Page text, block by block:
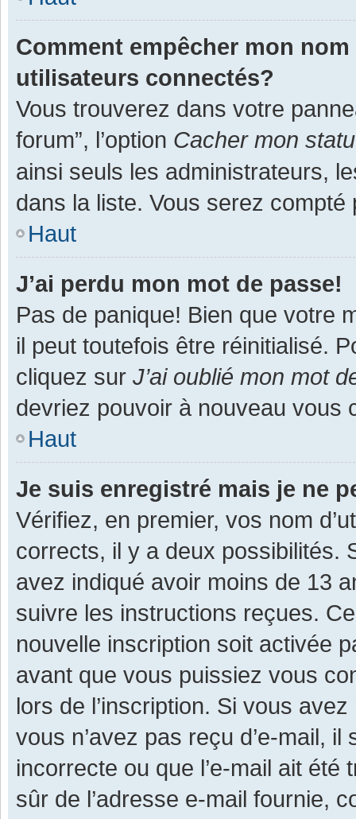
Comment empêcher mon
utilisateurs connectés?
Vous trouverez dans votre
forum”, l’option Cacher mon
ainsi seuls les administrateurs,
dans la liste. Vous serez
Haut
J’ai perdu mon mot de passe!
Pas de panique! Bien que votre
il peut toutefois être réinitialisé.
cliquez sur J’ai oublié mon mot
devriez pouvoir à nouveau vous
Haut
Je suis enregistré mais je ne
Vérifiez, en premier, vos nom
corrects, il y a deux possibilités.
avez indiqué avoir moins de 13
suivre les instructions reçues.
nouvelle inscription soit activée
avant que vous puissiez vous
lors de l’inscription. Si vous
vous n’avez pas reçu d’e-mail,
incorrecte ou que l’e-mail ait
sûr de l’adresse e-mail fournie,